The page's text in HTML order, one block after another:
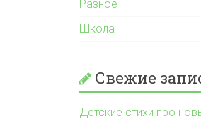
Разное
Школа
Свежие
Детские стихи про